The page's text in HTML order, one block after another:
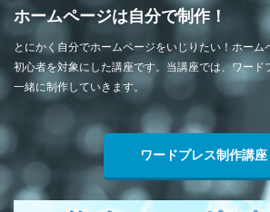
ホームページは自分で制作！
とにかく自分でホームページをいじりたい！ホーム
初心者を対象にした講座です。当講座では、ワード
一緒に制作していきます。
ワードプレス制作講座